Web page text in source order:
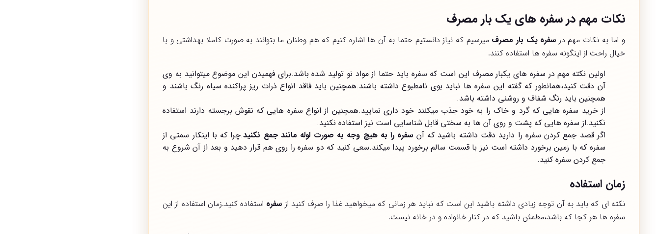
نکات مهم در سفره های یک بار مصرف
و اما به نکات مهم در سفره یک بار مصرف میرسیم که نیاز دانستیم حتما به آن ها اشاره کنیم که هم وطنان ما بتوانند به صورت کاملا بهداشتی و با
خیال راحت از اینگونه سفره ها استفاده کنند.
اولین نکته مهم در سفره های یکبار مصرف این است که سفره باید حتما از مواد نو تولید شده باشد.برای فهمیدن این موضوع میتوانید به وی
آن دقت کنید،همانطور که گفته این سفره ها نباید بوی نامطبوع داشته باشند.همچنین باید فاقد انواع ذرات ریز پراکنده سیاه رنگ باشند و
همچنین باید رنگ شفاف و روشنی داشته باشد.
از خرید سفره هایی که گرد و خاک را به خود جذب میکنند خود داری نمایید.همچنین از انواع سفره هایی که نقوش برجسته دارند استفاده
نکنید.از سفره هایی که پشت و روی آن ها به سختی قابل شناسایی است نیز استفاده نکنید.
اگر قصد جمع کردن سفره را دارید دقت داشته باشید که آن سفره را به هیچ وجه به صورت لوله مانند جمع نکنید.چرا که با اینکار سمتی از
سفره که با زمین برخورد داشته است نیز با قسمت سالم برخورد پیدا میکند.سعی کنید که دو سفره را روی هم قرار دهید و بعد از آن شروع به
جمع کردن سفره کنید.
زمان استفاده
نکته ای که باید به آن توجه زیادی داشته باشید این است که نباید هر زمانی که میخواهید غذا را صرف کنید از سفره استفاده کنید.زمان استفاده از این
سفره ها هر کجا که باشد،مطمئن باشید که در کنار خانواده و در خانه نیست.